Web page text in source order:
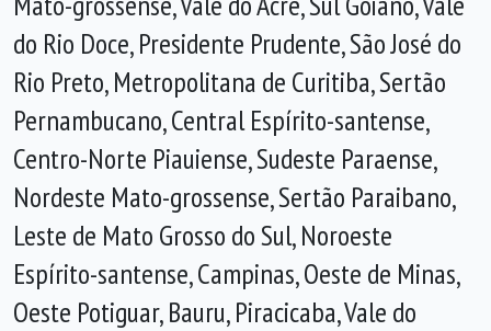
do Rio Doce, Presidente Prudente, São José do
Rio Preto, Metropolitana de Curitiba, Sertão
Pernambucano, Central Espírito-santense,
Centro-Norte Piauiense, Sudeste Paraense,
Nordeste Mato-grossense, Sertão Paraibano,
Leste de Mato Grosso do Sul, Noroeste
Espírito-santense, Campinas, Oeste de Minas,
Oeste Potiguar, Bauru, Piracicaba, Vale do